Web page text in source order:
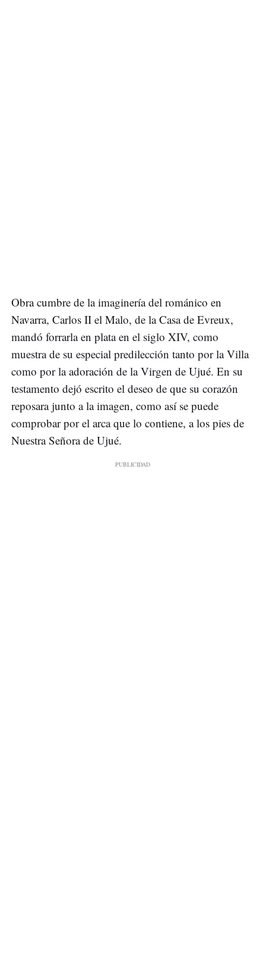
Obra cumbre de la imaginería del románico en
Navarra, Carlos II el Malo, de la Casa de Evreux,
mandó forrarla en plata en el siglo XIV, como
muestra de su especial predilección tanto por la Villa
como por la adoración de la Virgen de Ujué. En su
testamento dejó escrito el deseo de que su corazón
reposara junto a la imagen, como así se puede
comprobar por el arca que lo contiene, a los pies de
Nuestra Señora de Ujué.